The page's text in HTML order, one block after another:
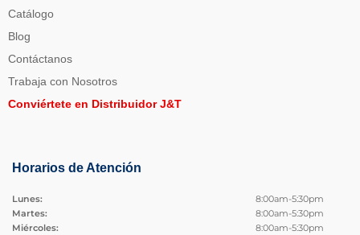
Catálogo
Blog
Contáctanos
Trabaja con Nosotros
Conviértete en Distribuidor J&T
Horarios de Atención
Lunes:
8:00am-5:30pm
Martes:
8:00am-5:30pm
Miércoles:
8:00am-5:30pm